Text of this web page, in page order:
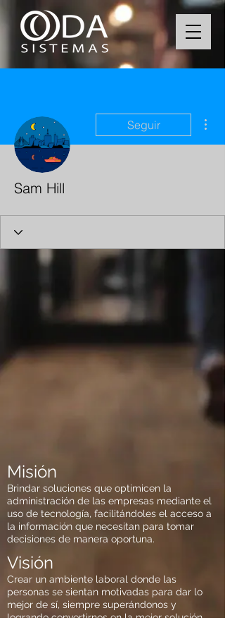
Seguir
Sam Hill
Misión
Brindar soluciones que optimicen la
administración de las empresas mediante el
uso de tecnología, facilitándoles el acceso a
la información que necesitan para tomar
decisiones de manera oportuna.
Visión
Crear un ambiente laboral donde las
personas se sientan motivadas para dar lo
mejor de sí, siempre superándonos y
logrando convertirnos en la mejor solución